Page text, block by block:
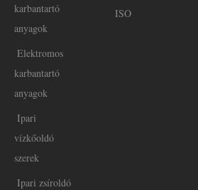
karbantartó
anyagok
Elektromos
karbantartó
anyagok
Ipari
vízkőoldó
szerek
Ipari zsíroldó
ISO